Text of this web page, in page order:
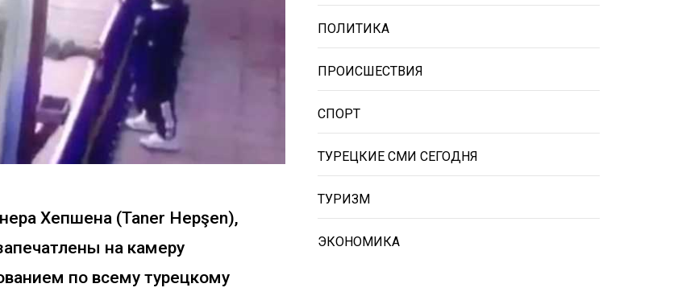
Хепшена (Taner Hepşen),
на камеру
по всему турецкому
ПОЛИТИКА
ПРОИСШЕСТВИЯ
СПОРТ
ТУРЕЦКИЕ СМИ СЕГОДНЯ
ТУРИЗМ
ЭКОНОМИКА